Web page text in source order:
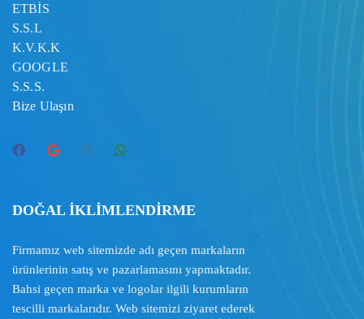
ETBİS
S.S.L
K.V.K.K
GOOGLE
S.S.S.
Bize Ulaşın
DOĞAL İKLİMLENDİRME
Firmamız web sitemizde adı geçen markaların
ürünlerinin satış ve pazarlamasını yapmaktadır.
Bahsi geçen marka ve logolar ilgili kurumların
tescilli markalarıdır. Web sitemizi ziyaret ederek